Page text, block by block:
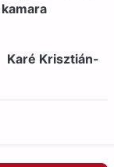
Karé Krisztián-